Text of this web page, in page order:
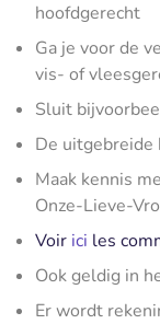
hoofdgerecht
Ga je voor de
vis- of
Sluit
De
Maak kennis
Onze-Lieve-
Voir ici les
Ook geldig in
Er wordt